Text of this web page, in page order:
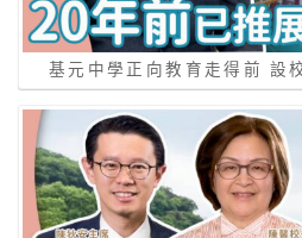
基元中學正向教育走得前 設